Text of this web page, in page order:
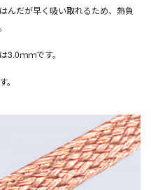
んだが早く吸い取れるため、熱負
3.0ｍｍです。